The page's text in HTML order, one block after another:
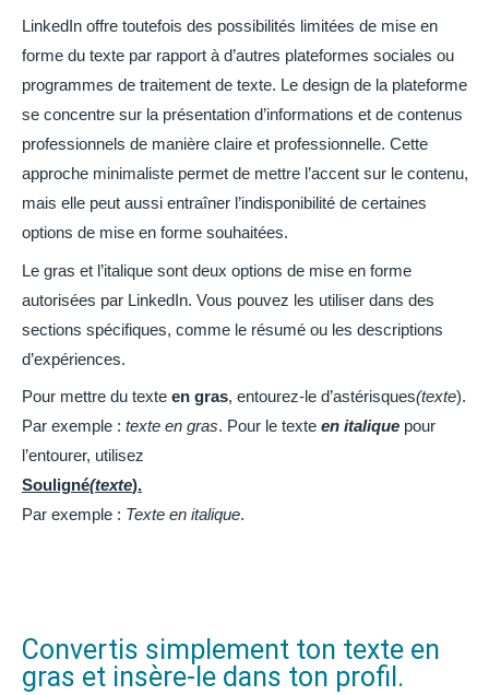
LinkedIn offre toutefois des possibilités limitées de mise en
forme du texte par rapport à d’autres plateformes sociales ou
programmes de traitement de texte. Le design de la plateforme
se concentre sur la présentation d’informations et de contenus
professionnels de manière claire et professionnelle. Cette
approche minimaliste permet de mettre l’accent sur le contenu,
mais elle peut aussi entraîner l’indisponibilité de certaines
options de mise en forme souhaitées.
Le gras et l’italique sont deux options de mise en forme
autorisées par LinkedIn. Vous pouvez les utiliser dans des
sections spécifiques, comme le résumé ou les descriptions
d’expériences.
Pour mettre du texte en gras, entourez-le d’astérisques(texte).
Par exemple : texte en gras. Pour le texte en italique pour
l’entourer, utilisez
Souligné(texte).
Par exemple : Texte en italique.
Convertis simplement ton texte en
gras et insère-le dans ton profil.